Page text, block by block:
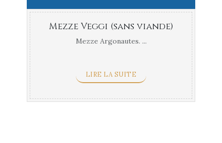
Mezze Veggi (sans viande)
Mezze Argonautes. ...
LIRE LA SUITE